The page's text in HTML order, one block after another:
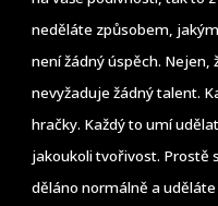
neděláte způsobem,
není žádný úspěch.
nevyžaduje žádný talent.
hračky. Každý to umí
jakoukoli tvořivost. Prostě
děláno normálně a